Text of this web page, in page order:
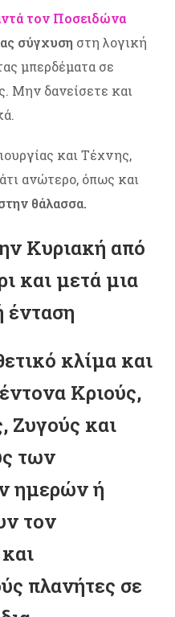
τον Ποσειδώνα
σύγχυση στη λογική
μπερδέματα σε
Μην δανείσετε και
και Τέχνης,
ανώτερο, όπως και
θάλασσα.
Κυριακή από
και μετά μια
ένταση
κλίμα και
Κριούς,
Ζυγούς και
των
ημερών ή
τον
πλανήτες σε